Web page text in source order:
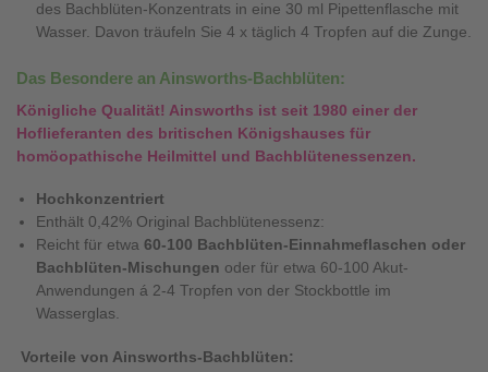
des Bachblüten-Konzentrats in eine 30 ml Pipettenflasche mit
Wasser. Davon träufeln Sie 4 x täglich 4 Tropfen auf die Zunge.
Das Besondere an Ainsworths-Bachblüten:
Königliche Qualität! Ainsworths ist seit 1980 einer der
Hoflieferanten des britischen Königshauses für
homöopathische Heilmittel und Bachblütenessenzen.
Hochkonzentriert
Enthält 0,42% Original Bachblütenessenz:
Reicht für etwa 60-100 Bachblüten-Einnahmeflaschen oder
Bachblüten-Mischungen oder für etwa 60-100 Akut-
Anwendungen á 2-4 Tropfen von der Stockbottle im
Wasserglas.
Vorteile von Ainsworths-Bachblüten: